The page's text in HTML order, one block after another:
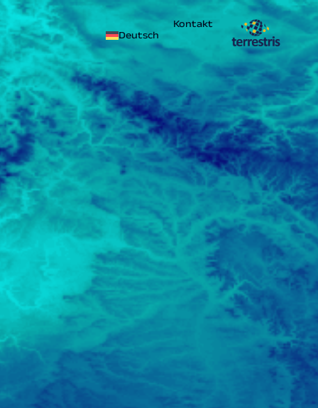
Deutsch
Kontakt